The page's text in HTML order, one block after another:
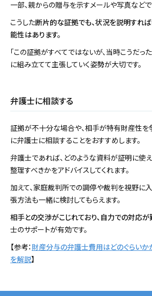
一部、親からの贈与を示すメールや写真などで
こうした断片的な証拠でも、状況を説明すれ
能性はあります。
「この証拠がすべてではないが、当時こうだっ
に組み立てて主張していく姿勢が大切です。
弁護士に相談する
証拠が不十分な場合や、相手が特有財産性を
に弁護士に相談することをおすすめします。
弁護士であれば、どのような資料が証明に使え
整理すべきかをアドバイスしてくれます。
加えて、家庭裁判所での調停や裁判を視野に
張方法も一緒に検討してもらえます。
相手との交渉がこじれており、自力での対応
士のサポートが有効です。
【参考： 財産分与の弁護士費用はどのぐらいか
を解説】